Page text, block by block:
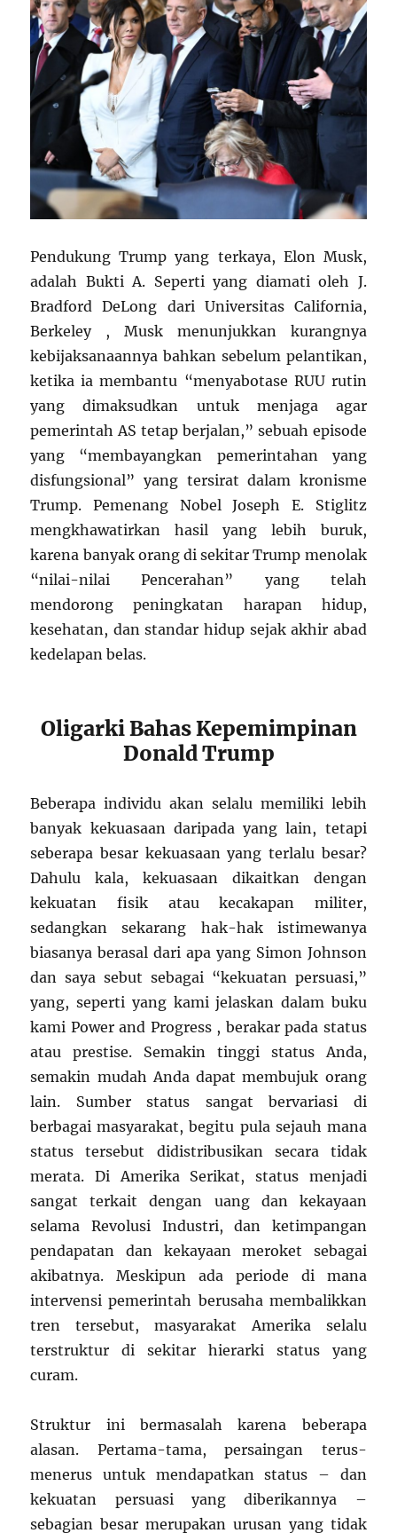
Pendukung Trump yang terkaya, Elon Musk,
adalah Bukti A. Seperti yang diamati oleh J.
Bradford DeLong dari Universitas California,
Berkeley , Musk menunjukkan kurangnya
kebijaksanaannya bahkan sebelum pelantikan,
ketika ia membantu “menyabotase RUU rutin
yang dimaksudkan untuk menjaga agar
pemerintah AS tetap berjalan,” sebuah episode
yang “membayangkan pemerintahan yang
disfungsional” yang tersirat dalam kronisme
Trump. Pemenang Nobel Joseph E. Stiglitz
mengkhawatirkan hasil yang lebih buruk,
karena banyak orang di sekitar Trump menolak
“nilai-nilai Pencerahan” yang telah
mendorong peningkatan harapan hidup,
kesehatan, dan standar hidup sejak akhir abad
kedelapan belas.
Oligarki Bahas Kepemimpinan
Donald Trump
Beberapa individu akan selalu memiliki lebih
banyak kekuasaan daripada yang lain, tetapi
seberapa besar kekuasaan yang terlalu besar?
Dahulu kala, kekuasaan dikaitkan dengan
kekuatan fisik atau kecakapan militer,
sedangkan sekarang hak-hak istimewanya
biasanya berasal dari apa yang Simon Johnson
dan saya sebut sebagai “kekuatan persuasi,”
yang, seperti yang kami jelaskan dalam buku
kami Power and Progress , berakar pada status
atau prestise. Semakin tinggi status Anda,
semakin mudah Anda dapat membujuk orang
lain. Sumber status sangat bervariasi di
berbagai masyarakat, begitu pula sejauh mana
status tersebut didistribusikan secara tidak
merata. Di Amerika Serikat, status menjadi
sangat terkait dengan uang dan kekayaan
selama Revolusi Industri, dan ketimpangan
pendapatan dan kekayaan meroket sebagai
akibatnya. Meskipun ada periode di mana
intervensi pemerintah berusaha membalikkan
tren tersebut, masyarakat Amerika selalu
terstruktur di sekitar hierarki status yang
curam.
Struktur ini bermasalah karena beberapa
alasan. Pertama-tama, persaingan terus-
menerus untuk mendapatkan status – dan
kekuatan persuasi yang diberikannya –
sebagian besar merupakan urusan yang tidak